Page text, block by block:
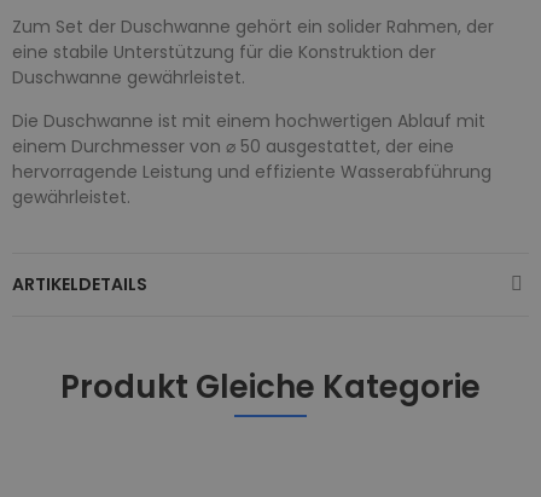
Zum Set der Duschwanne gehört ein solider Rahmen, der
eine stabile Unterstützung für die Konstruktion der
Duschwanne gewährleistet.
Die Duschwanne ist mit einem hochwertigen Ablauf mit
einem Durchmesser von ⌀ 50 ausgestattet, der eine
hervorragende Leistung und effiziente Wasserabführung
gewährleistet.
ARTIKELDETAILS
Produkt Gleiche Kategorie